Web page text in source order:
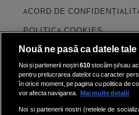
ACORD DE
POLITICA COOKIES
PRELUCRAREA DATELOR
CONTACT
SETĂRI COOKIE
Nouă ne pasă ca datele
Noi și partenerii noștri610stocăm și/sau
pentru prelucrarea datelor cu caracter
în orice moment, pe pagina cu politica de
vor afecta navigarea. Mai multe detalii
Noi si partenerii nostri (retelele de